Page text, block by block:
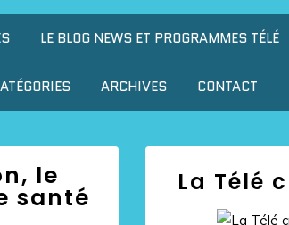
LE BLOG NEWS ET PROGRAMMES TÉLÉ
ARCHIVES CONTACT
le
santé
La Télé